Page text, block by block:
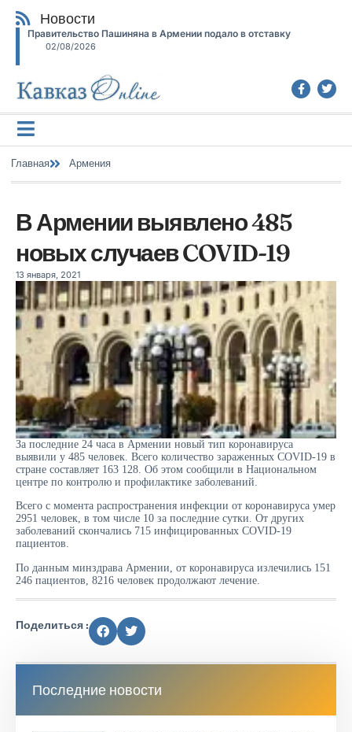
Новости
Правительство Пашиняна в Армении подало в отставку
02/08/2026
Главная Армения
В Армении выявлено 485
новых случаев COVID-19
13 января, 2021
За последние 24 часа в Армении новый тип коронавируса
выявили у 485 человек. Всего количество зараженных COVID-19 в
стране составляет 163 128. Об этом сообщили в Национальном
центре по контролю и профилактике заболеваний.
Всего с момента распространения инфекции от коронавируса умер
2951 человек, в том числе 10 за последние сутки. От других
заболеваний скончались 715 инфицированных COVID-19
пациентов.
По данным минздрава Армении, от коронавируса излечились 151
246 пациентов, 8216 человек продолжают лечение.
Поделиться :
Последние новости